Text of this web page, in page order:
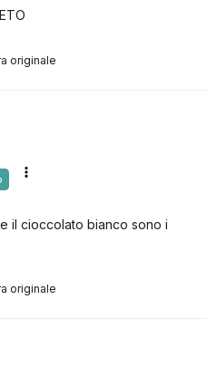
originale
originale
il cioccolato bianco sono i